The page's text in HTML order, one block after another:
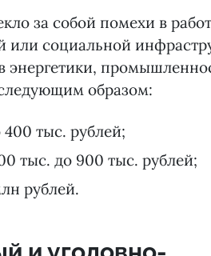
за собой помехи в
или социальной
энергетики,
образом:
тыс. рублей;
тыс. до 900 тыс. рублей;
рублей.